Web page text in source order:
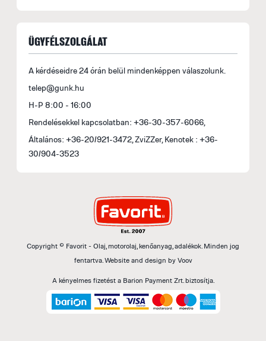
ÜGYFÉLSZOLGÁLAT
A kérdéseidre 24 órán belül mindenképpen válaszolunk.
telep@gunk.hu
H-P 8:00 - 16:00
Rendelésekkel kapcsolatban: +36-30-357-6066,
Általános: +36-20/921-3472, ZviZZer, Kenotek : +36-
30/904-3523
Copyright © Favorit - Olaj, motorolaj, kenőanyag, adalékok. Minden jog
fentartva.Website and design by Voov
A kényelmes fizetést a Barion Payment Zrt. biztosítja.